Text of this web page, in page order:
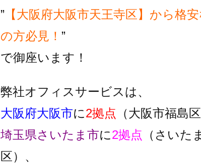
” 【大阪府大阪市天王寺区】から格
の方必見！ ”
で御座います！
弊社オフィスサービスは、
大阪府大阪市に2拠点 （大阪市福島
埼玉県さいたま市に2拠点 （さいた
区）、